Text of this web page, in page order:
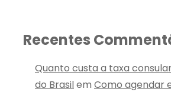
Recentes
Quanto custa a taxa consular
do Brasilem Como agendar